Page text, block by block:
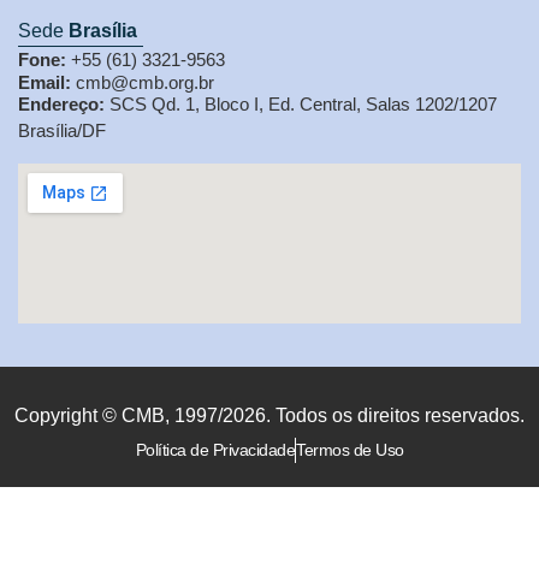
Sede Brasília
Fone: +55 (61) 3321-9563
Email: cmb@cmb.org.br
Endereço: SCS Qd. 1, Bloco I, Ed. Central, Salas 1202/1207
Brasília/DF
Copyright © CMB, 1997/2026. Todos os direitos reservados.
Política de PrivacidadeTermos de Uso